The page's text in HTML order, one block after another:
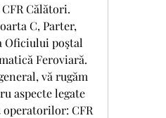
Călători.
C, Parter,
Oficiului poştal
Feroviară.
vă rugăm
aspecte legate
operatorilor: CFR